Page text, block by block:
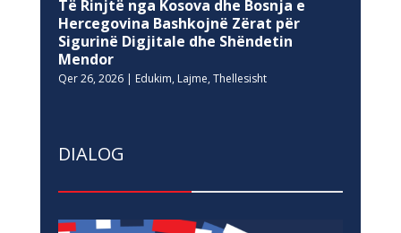
Të Rinjtë nga Kosova dhe Bosnja e
Hercegovina Bashkojnë Zërat për
Sigurinë Digjitale dhe Shëndetin
Mendor
Qer 26, 2026| Edukim, Lajme, Thellesisht
DIALOG